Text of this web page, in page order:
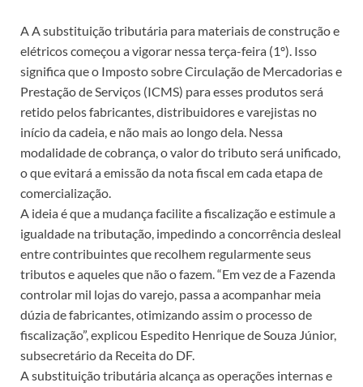
A A substituição tributária para materiais de construção e
elétricos começou a vigorar nessa terça-feira (1º). Isso
significa que o Imposto sobre Circulação de Mercadorias e
Prestação de Serviços (ICMS) para esses produtos será
retido pelos fabricantes, distribuidores e varejistas no
início da cadeia, e não mais ao longo dela. Nessa
modalidade de cobrança, o valor do tributo será unificado,
o que evitará a emissão da nota fiscal em cada etapa de
comercialização.
A ideia é que a mudança facilite a fiscalização e estimule a
igualdade na tributação, impedindo a concorrência desleal
entre contribuintes que recolhem regularmente seus
tributos e aqueles que não o fazem. “Em vez de a Fazenda
controlar mil lojas do varejo, passa a acompanhar meia
dúzia de fabricantes, otimizando assim o processo de
fiscalização”, explicou Espedito Henrique de Souza Júnior,
subsecretário da Receita do DF.
A substituição tributária alcança as operações internas e